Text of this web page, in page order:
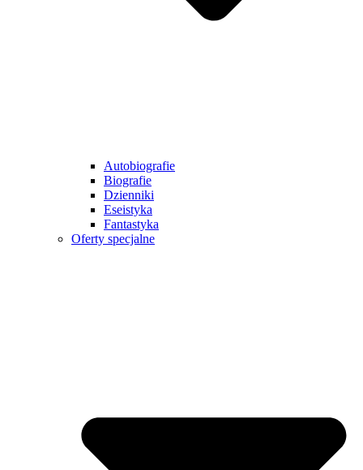
Autobiografie
Biografie
Dzienniki
Eseistyka
Fantastyka
Oferty specjalne